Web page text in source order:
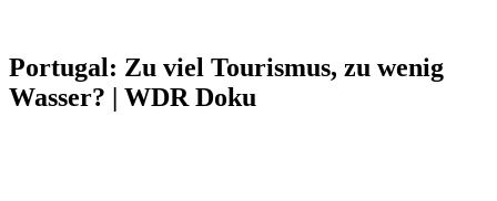
Portugal: Zu viel Tourismus, zu wenig
Wasser? | WDR Doku